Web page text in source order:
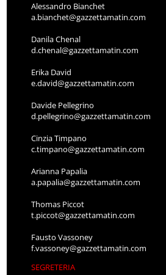
Alessandro Bianchet
a.bianchet@gazzettamatin.com
Danila Chenal
d.chenal@gazzettamatin.com
Erika David
e.david@gazzettamatin.com
Davide Pellegrino
d.pellegrino@gazzettamatin.com
Cinzia Timpano
c.timpano@gazzettamatin.com
Arianna Papalia
a.papalia@gazzettamatin.com
Thomas Piccot
t.piccot@gazzettamatin.com
Fausto Vassoney
f.vassoney@gazzettamatin.com
SEGRETERIA